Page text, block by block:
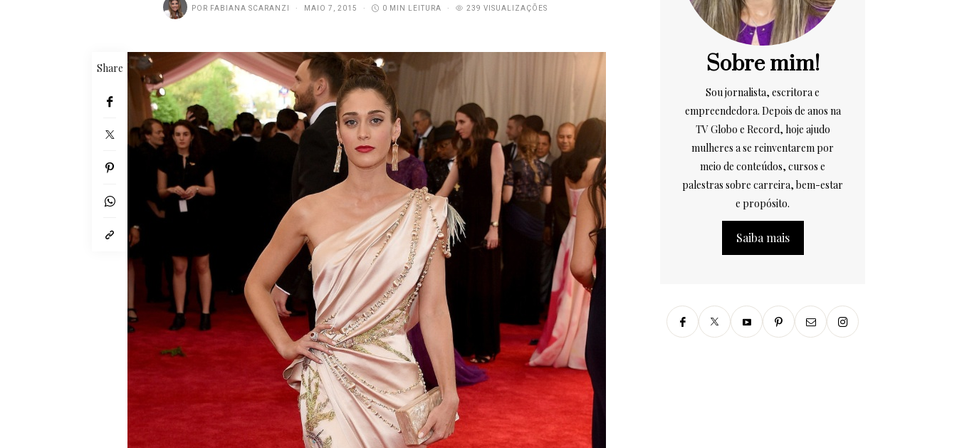
POR FABIANA SCARANZI MAIO 7, 2015 0 MIN LEITURA 239 VISUALIZAÇÕES
Share Sobre mim!
Sou jornalista, escritora e
empreendedora. Depois de anos na
TV Globo e Record, hoje ajudo
mulheres a se reinventarem por
meio de conteúdos, cursos e
palestras sobre carreira, bem-estar
e propósito.
Saiba mais